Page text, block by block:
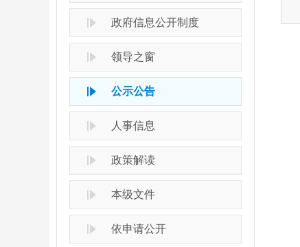
政府信息公开制度
领导之窗
公示公告
人事信息
政策解读
本级文件
依申请公开
预
7
7